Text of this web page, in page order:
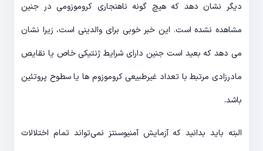
دیگر نشان دهد که هیچ گونه ناهنجاری کروموزومی در جنین
مشاهده نشده است. این خبر خوبی برای والدینی است، زیرا نشان
می دهد که بعید است جنین دارای شرایط ژنتیکی خاص یا نقایص
مادرزادی مرتبط با تعداد غیرطبیعی کروموزوم ها یا سطوح پروتئین
باشد.
البته باید بدانید که آزمایش آمنیوسنتز نمی‌تواند تمام اختلالات